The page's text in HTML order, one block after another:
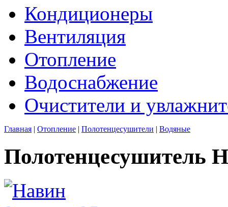
Кондиционеры
Вентиляция
Отопление
Водоснабжение
Очистители и
Главная | Отопление | Полотенцесушители | Водяные
Полотенцесушитель